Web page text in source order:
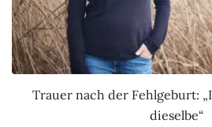
Trauer nach der Fehlgeburt:
dieselbe“